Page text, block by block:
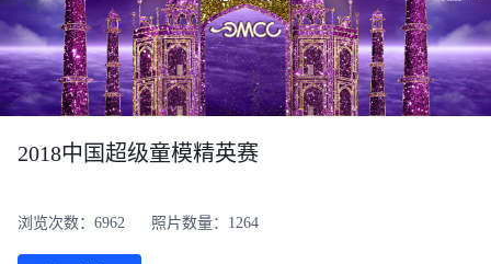
2018中国超级童模精英赛
浏览次数：6962 照片数量：1264